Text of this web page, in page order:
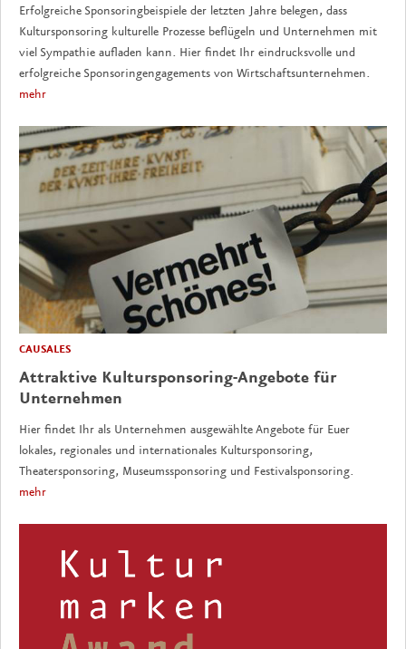
Erfolgreiche Sponsoringbeispiele der letzten Jahre belegen, dass
Kultursponsoring kulturelle Prozesse beflügeln und Unternehmen mit
viel Sympathie aufladen kann. Hier findet Ihr eindrucksvolle und
erfolgreiche Sponsoringengagements von Wirtschaftsunternehmen.
mehr
CAUSALES
Attraktive Kultursponsoring-Angebote für
Unternehmen
Hier findet Ihr als Unternehmen ausgewählte Angebote für Euer
lokales, regionales und internationales Kultursponsoring,
Theatersponsoring, Museumssponsoring und Festivalsponsoring.
mehr